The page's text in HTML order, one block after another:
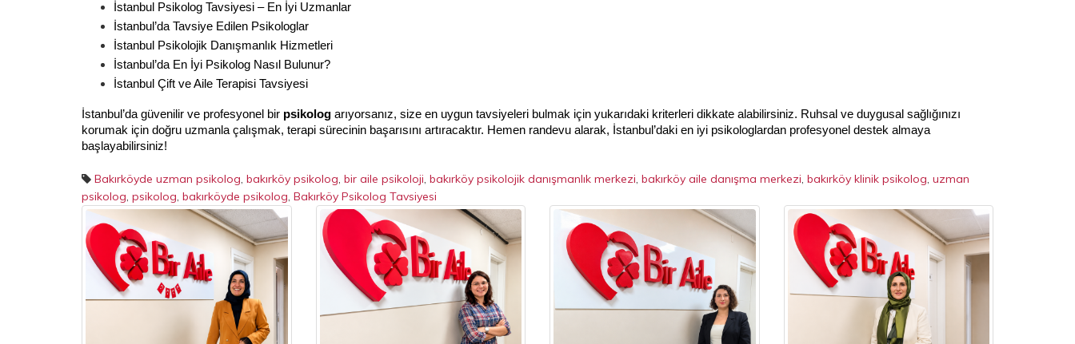
İstanbul Psikolog Tavsiyesi – En İyi Uzmanlar
İstanbul’da Tavsiye Edilen Psikologlar
İstanbul Psikolojik Danışmanlık Hizmetleri
İstanbul’da En İyi Psikolog Nasıl Bulunur?
İstanbul Çift ve Aile Terapisi Tavsiyesi
İstanbul’da güvenilir ve profesyonel bir psikolog arıyorsanız, size en uygun tavsiyeleri bulmak için yukarıdaki kriterleri dikkate alabilirsiniz. Ruhsal ve duygusal sağlığınızı
korumak için doğru uzmanla çalışmak, terapi sürecinin başarısını artıracaktır. Hemen randevu alarak, İstanbul’daki en iyi psikologlardan profesyonel destek almaya
başlayabilirsiniz!
Bakırköyde uzman psikolog, bakırköy psikolog, bir aile psikoloji, bakırköy psikolojik danışmanlık merkezi, bakırköy aile danışma merkezi, bakırköy klinik psikolog, uzman
psikolog, psikolog, bakırköyde psikolog, Bakırköy Psikolog Tavsiyesi